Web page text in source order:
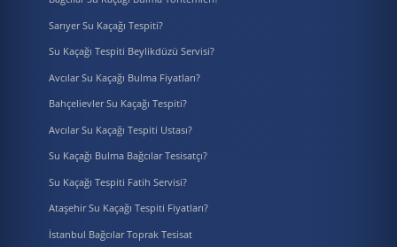
Sarıyer Su Kaçağı Tespiti?
Su Kaçağı Tespiti Beylikdüzü Servisi?
Avcılar Su Kaçağı Bulma Fiyatları?
Bahçelievler Su Kaçağı Tespiti?
Avcılar Su Kaçağı Tespiti Ustası?
Su Kaçağı Bulma Bağcılar Tesisatçı?
Su Kaçağı Tespiti Fatih Servisi?
Ataşehir Su Kaçağı Tespiti Fiyatları?
İstanbul Bağcılar Toprak Tesisat